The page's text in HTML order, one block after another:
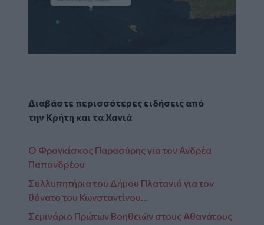
Διαβάστε περισσότερες ειδήσεις από
την Κρήτη και τα Χανιά
Ο Φραγκίσκος Παρασύρης για τον Ανδρέα
Παπανδρέου
Συλλυπητήρια του Δήμου Πλατανιά για τον
θάνατο του Κωνσταντίνου...
Σεμινάριο Πρώτων Βοηθειών στους Αθανάτους